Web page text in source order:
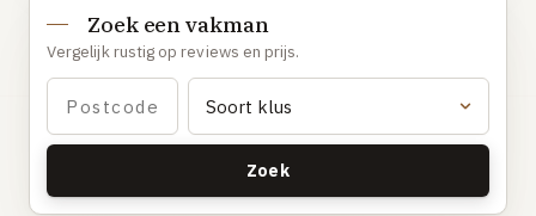
Keuken vervangen
Dakkapel plaatsen
Dak renovatie
TUIN
Tuin aanleg of renovatie
Zoek een vakman
Vergelijk rustig op reviews en prijs.
Zoek